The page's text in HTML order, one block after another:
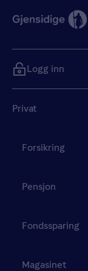
Privat
Forsikring
Pensjon
Fondssparing
Magasinet
Logg inn